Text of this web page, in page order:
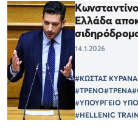
Ελλάδα
14.1.2026
#ΚΩΣΤΑΣ
#ΤΡΕΝΟ#ΤΡΕΝΑ
#ΥΠΟΥΡΓΕΙΟ
#HELLENIC TRAIN